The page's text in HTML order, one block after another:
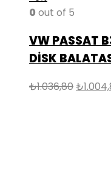
0 out of 5
VW PASSAT
DİSK
₺1.036,80Orijinal
₺